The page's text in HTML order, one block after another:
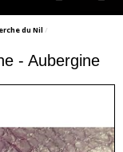
du Nil
- Aubergine